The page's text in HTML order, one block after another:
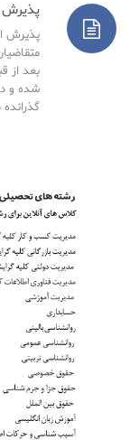
پذیرش
پذیرش
بعد از
شده و